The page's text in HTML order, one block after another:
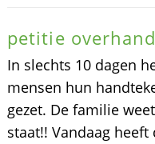
petitie
In slechts 10 dagen
mensen hun
gezet. De familie
staat!! Vandaag